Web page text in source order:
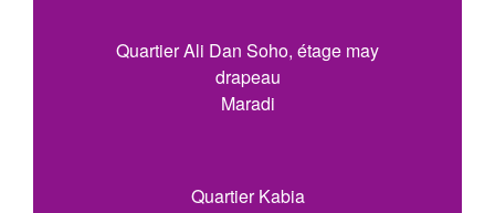
Quartier Ali Dan Soho, étage may
drapeau
Maradi
Quartier Kabia